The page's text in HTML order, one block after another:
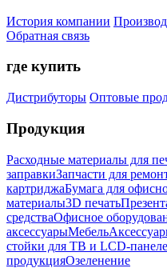
История компании
Обратная связь
где купить
Дистрибуторы Оптовые
Продукция
Расходные материалы для
заправкиЗапчасти для
картриджаБумага для
материалы3D печать
средстваОфисное
аксессуарыМебель
стойки для ТВ и LCD-
продукцияОзеленение